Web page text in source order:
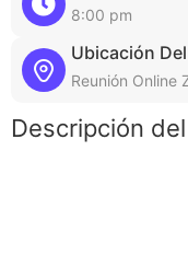
8:00 pm
Ubicación
Reunión Online
Descripción